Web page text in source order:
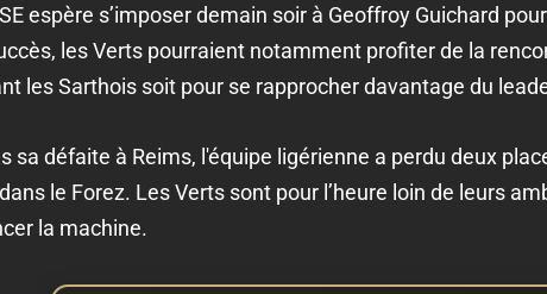
espère s’imposer demain soir à Geoffroy Guichard
les Verts pourraient notamment profiter de la
les Sarthois soit pour se rapprocher davantage du
sa défaite à Reims, l'équipe ligérienne a perdu deux
le Forez. Les Verts sont pour l’heure loin de leurs
la machine.